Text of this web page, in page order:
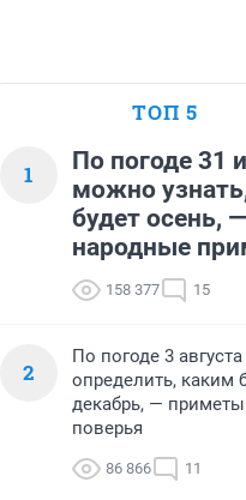
ТОП 5
1
По погоде 31
можно
будет осень, —
народные
158 377 15
2
По погоде 3
определить, каким
декабрь, —
поверья
86 866 11